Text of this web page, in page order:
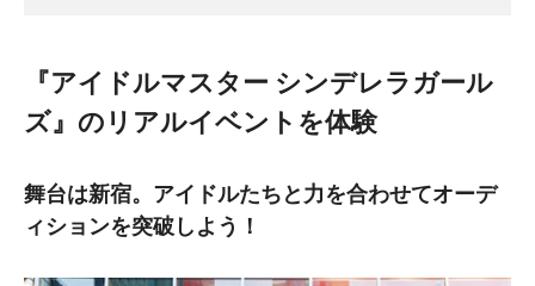
『アイドルマスター シンデレラガール
ズ』のリアルイベントを体験
舞台は新宿。アイドルたちと力を合わせてオーデ
ィションを突破しよう！